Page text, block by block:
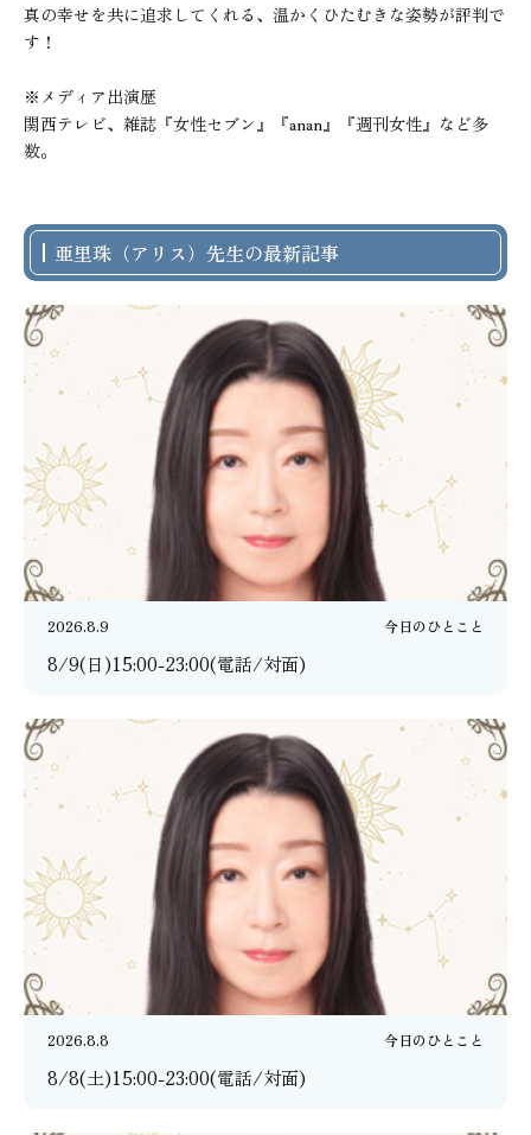
真の幸せを共に追求してくれる、温かくひたむきな姿勢が評判で
す！
※メディア出演歴
関西テレビ、雑誌『女性セブン』『anan』『週刊女性』など多
数。
亜里珠（アリス）先生の最新記事
2026.8.9 今日のひとこと
8/9(日)15:00-23:00(電話/対面)
2026.8.8 今日のひとこと
8/8(土)15:00-23:00(電話/対面)